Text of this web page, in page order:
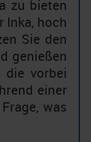
zu bieten
Inka, hoch
Sie den
genießen
die vorbei
einer
was